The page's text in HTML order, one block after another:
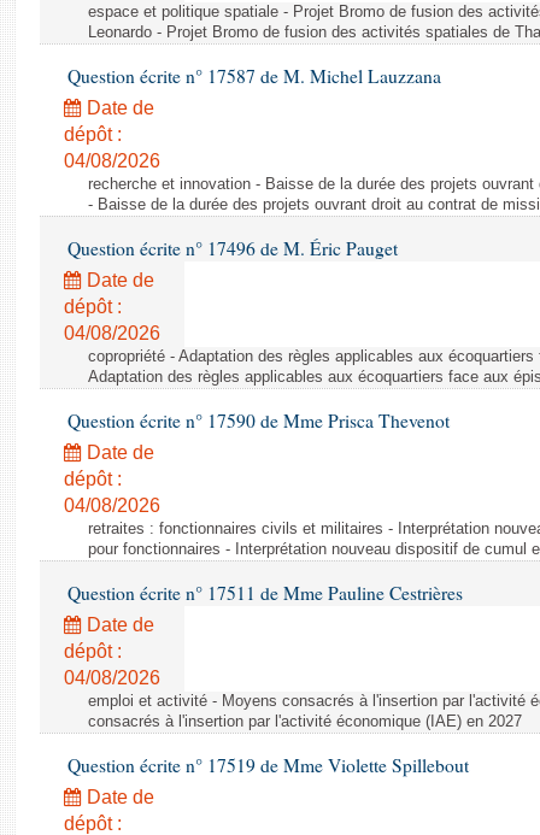
Baromètre de l’application des lois
Dossiers législatifs
Budget et sécurité sociale
Questions écrites et orales
Comptes rendus des débats
espace et politique spatiale - Projet Bromo de fusion des
Leonardo - Projet Bromo de fusion des activités spatiales de
Question écrite n° 17587 de M. Michel Lauzzana
Date de
dépôt :
04/08/2026
recherche et innovation - Baisse de la durée des projets
- Baisse de la durée des projets ouvrant droit au contrat de
Question écrite n° 17496 de M. Éric Pauget
Date de
dépôt :
04/08/2026
copropriété - Adaptation des règles applicables aux
Adaptation des règles applicables aux écoquartiers face aux
Question écrite n° 17590 de Mme Prisca Thevenot
Date de
dépôt :
04/08/2026
retraites : fonctionnaires civils et militaires - Interprétation
pour fonctionnaires - Interprétation nouveau dispositif de cumul
Question écrite n° 17511 de Mme Pauline Cestrières
Date de
dépôt :
04/08/2026
emploi et activité - Moyens consacrés à l'insertion par l'activité
consacrés à l'insertion par l'activité économique (IAE) en 2027
Question écrite n° 17519 de Mme Violette Spillebout
Date de
dépôt :